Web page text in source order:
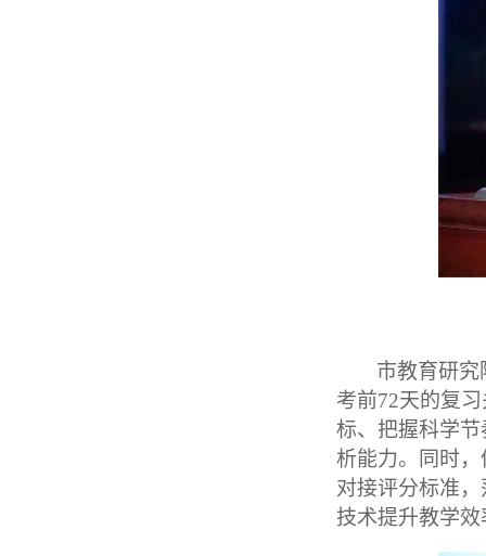
市教育研
考前72天的复
标、把握科学
析能力。同时
对接评分标准
技术提升教学